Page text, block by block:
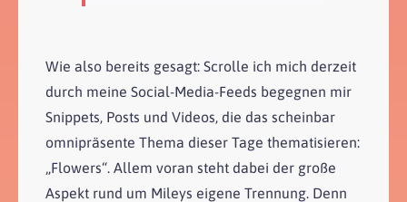
Wie also bereits gesagt: Scrolle ich mich derzeit
durch meine Social-Media-Feeds begegnen mir
Snippets, Posts und Videos, die das scheinbar
omnipräsente Thema dieser Tage thematisieren:
„Flowers“. Allem voran steht dabei der große
Aspekt rund um Mileys eigene Trennung. Denn